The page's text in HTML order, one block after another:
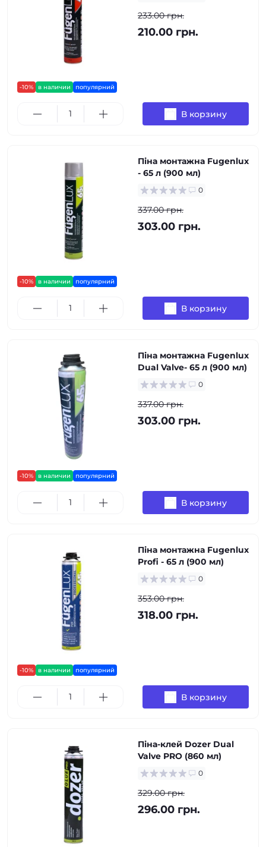
-10% в наличии популярний
233.00 грн.
210.00 грн.
В корзину
-10% в наличии популярний
Піна монтажна Fugenlux
- 65 л (900 мл)
0
337.00 грн.
303.00 грн.
В корзину
-10% в наличии популярний
Піна монтажна Fugenlux
Dual Valve- 65 л (900 мл)
0
337.00 грн.
303.00 грн.
В корзину
-10% в наличии популярний
Піна монтажна Fugenlux
Profi - 65 л (900 мл)
0
353.00 грн.
318.00 грн.
В корзину
Піна-клей Dozer Dual
Valve PRO (860 мл)
0
329.00 грн.
296.00 грн.